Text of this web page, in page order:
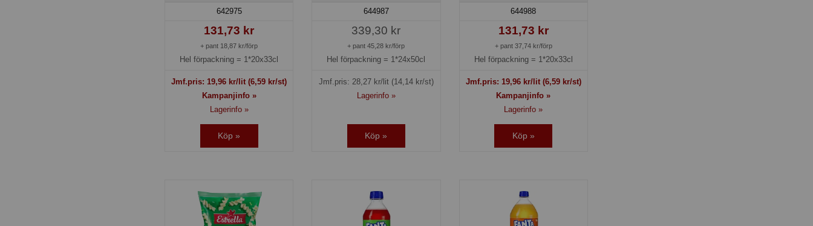
642975
131,73 kr
+ pant 18,87 kr/förp
Hel förpackning = 1*20x33cl
Jmf.pris: 19,96 kr/lit(6,59 kr/st)
Kampanjinfo »
Lagerinfo »
Köp »
644987
339,30 kr
+ pant 45,28 kr/förp
Hel förpackning = 1*24x50cl
Jmf.pris: 28,27kr/lit (14,14 kr/st)
Lagerinfo »
Köp »
644988
131,73 kr
+ pant 37,74 kr/förp
Hel förpackning = 1*20x33cl
Jmf.pris: 19,96kr/lit (6,59 kr/st)
Kampanjinfo »
Lagerinfo »
Köp »